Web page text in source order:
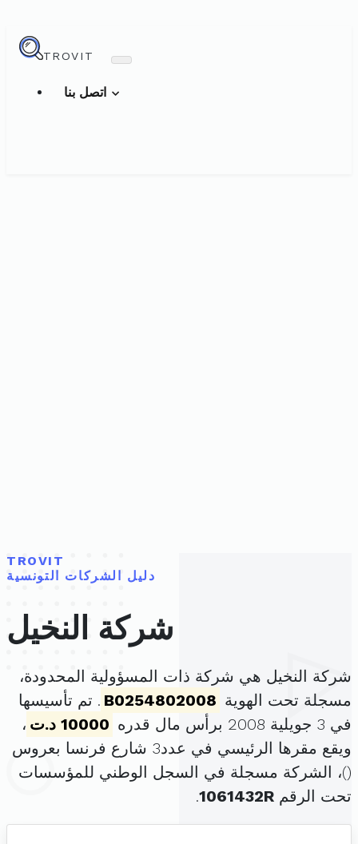
TROVIT
TROVIT
دليل الشركات التونسية
شركة النخيل
شركة النخيل هي شركة ذات المسؤولية المحدودة،
مسجلة تحت الهوية B0254802008 . تم تأسيسها
في 3 جويلية 2008 برأس مال قدره
10000 د.ت
،
ويقع مقرها الرئيسي في عدد3 شارع فرنسا بعروس
()، الشركة مسجلة في السجل الوطني للمؤسسات
تحت الرقم 1061432R
.